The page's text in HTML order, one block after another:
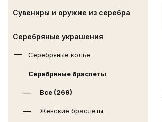
Сувениры и оружие из серебра
Серебряные украшения
Серебряные колье
Серебряные браслеты
Все (269)
Женские браслеты